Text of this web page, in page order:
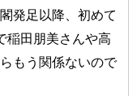
発足以降、初めて
稲田朋美さんや高
もう関係ないので